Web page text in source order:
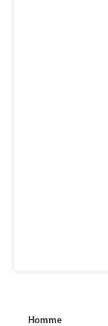
Homme